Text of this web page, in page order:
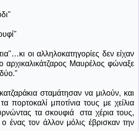
οι αλληλοκατηγορίες δεν είχαν
αρχικαλικάτζαρος Μαυρέλος φώναξε
σταμάτησαν να μιλούν, και
πορτοκαλί μποτίνια τους με χείλια
τα σκουφιά
στα χέρια τους,
ένας τον άλλον μόλις έβρισκαν την